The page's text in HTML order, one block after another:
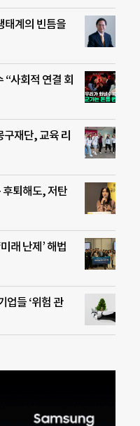
태계의 빈틈을
사회적 연결 회
재단, 교육 리
퇴해도, 저탄
래 난제’ 해법
들 ‘위험 관